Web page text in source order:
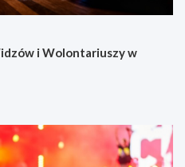
i Wolontariuszy w